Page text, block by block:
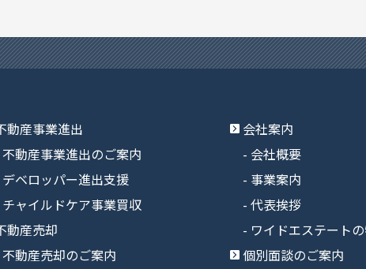
動産事業進出
不動産事業進出のご案内
デベロッパー進出支援
チャイルドケア事業買収
動産売却
不動産売却のご案内
会社案内
会社概要
事業案内
代表挨拶
ワイドエステート
個別面談のご案内